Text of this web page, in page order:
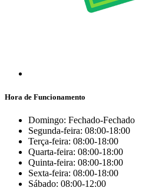
Hora de Funcionamento
Domingo: Fechado-Fechado
Segunda-feira: 08:00-18:00
Terça-feira: 08:00-18:00
Quarta-feira: 08:00-18:00
Quinta-feira: 08:00-18:00
Sexta-feira: 08:00-18:00
Sábado: 08:00-12:00